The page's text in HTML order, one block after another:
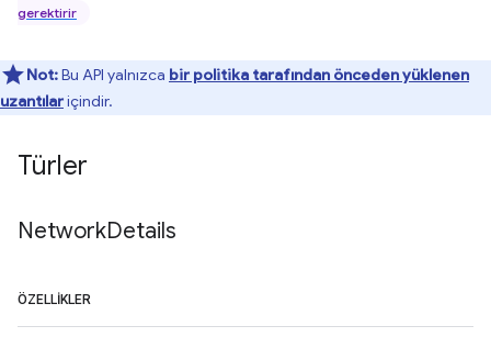
gerektirir
Not:Bu API yalnızca bir politika tarafından önceden yüklenen
uzantılariçindir.
Türler
NetworkDetails
ÖZELLIKLER